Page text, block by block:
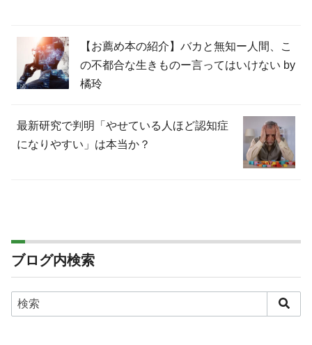
【お薦め本の紹介】バカと無知ー人間、こ
の不都合な生きものー言ってはいけない by
橘玲
最新研究で判明「やせている人ほど認知症
になりやすい」は本当か？
ブログ内検索